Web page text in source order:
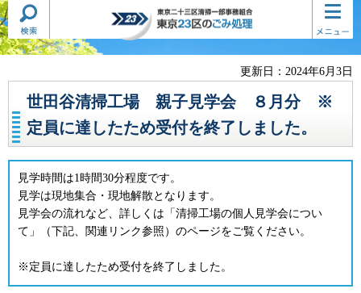
東京二十三区清掃一部事務組合
東京23区のごみ処理
検索・
共通メ
ニュー
コンテ
ンツメ
ニュー
更新日：2024年6月3日
世田谷清掃工場 親子見学会 ８月分 ※
定員に達したため受付を終了しました。
見学時間は1時間30分程度です。
見学は現地集合・現地解散となります。
見学会の流れなど、詳しくは「清掃工場の個人見学会につい
て」（下記、関連リンク参照）のページをご覧ください。
※定員に達したため受付を終了しました。